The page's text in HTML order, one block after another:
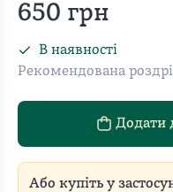
650 грн
В наявності
Рекомендована
Додати
Або купіть у